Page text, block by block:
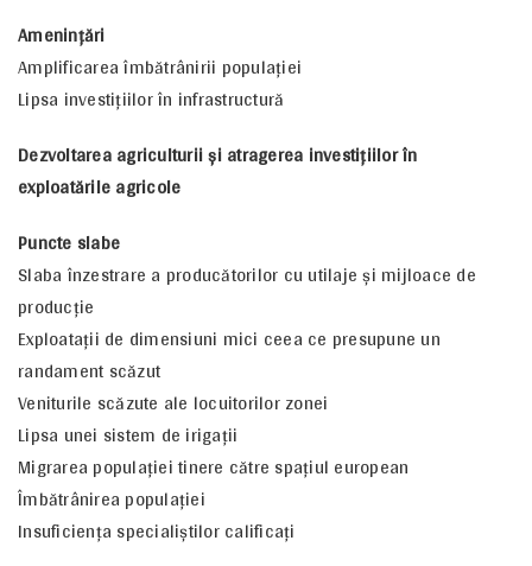
Ameninţări
Amplificarea îmbătrânirii populaţiei
Lipsa investiţiilor în infrastructură
Dezvoltarea agriculturii şi atragerea investiţiilor în
exploatările agricole
Puncte slabe
Slaba înzestrare a producătorilor cu utilaje şi mijloace de
producţie
Exploataţii de dimensiuni mici ceea ce presupune un
randament scăzut
Veniturile scăzute ale locuitorilor zonei
Lipsa unei sistem de irigaţii
Migrarea populaţiei tinere către spaţiul european
Îmbătrânirea populaţiei
Insuficienţa specialiştilor calificaţi